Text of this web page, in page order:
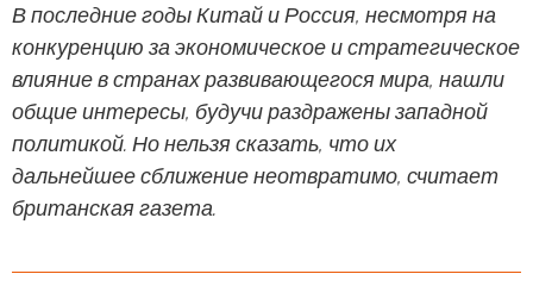
В последние годы Китай и Россия, несмотря на
конкуренцию за экономическое и стратегическое
влияние в странах развивающегося мира, нашли
общие интересы, будучи раздражены западной
политикой. Но нельзя сказать, что их
дальнейшее сближение неотвратимо, считает
британская газета.